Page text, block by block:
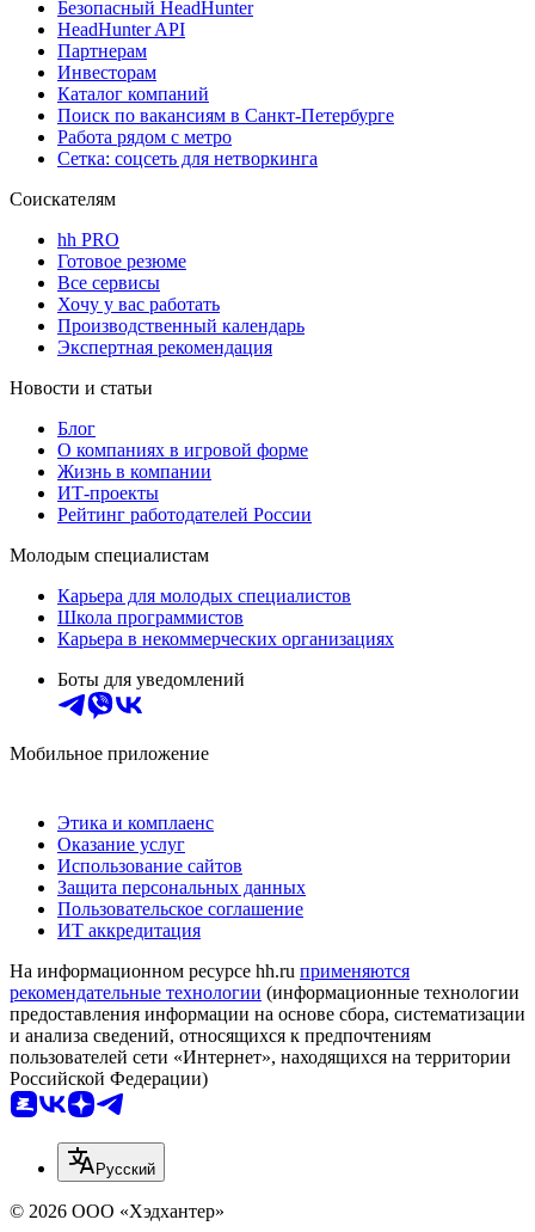
Безопасный HeadHunter
HeadHunter API
Партнерам
Инвесторам
Каталог компаний
Поиск по вакансиям в Санкт-Петербурге
Работа рядом с метро
Сетка: соцсеть для нетворкинга
Соискателям
hh PRO
Готовое резюме
Все сервисы
Хочу у вас работать
Производственный календарь
Экспертная рекомендация
Новости и статьи
Блог
О компаниях в игровой форме
Жизнь в компании
ИТ-проекты
Рейтинг работодателей России
Молодым специалистам
Карьера для молодых специалистов
Школа программистов
Карьера в некоммерческих организациях
Боты для уведомлений
Мобильное приложение
Этика и комплаенс
Оказание услуг
Использование сайтов
Защита персональных данных
Пользовательское соглашение
ИТ аккредитация
На информационном ресурсе hh.ru применяются
рекомендательные технологии (информационные технологии
предоставления информации на основе сбора, систематизации
и анализа сведений, относящихся к предпочтениям
пользователей сети «Интернет», находящихся на территории
Российской Федерации)
Русский
© 2026 ООО «Хэдхантер»